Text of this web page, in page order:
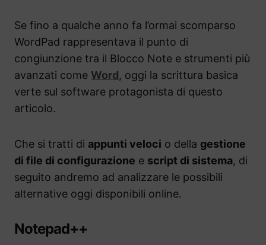
Se fino a qualche anno fa l’ormai scomparso
WordPad rappresentava il punto di
congiunzione tra il Blocco Note e strumenti più
avanzati come Word, oggi la scrittura basica
verte sul software protagonista di questo
articolo.
Che si tratti di appunti veloci o della gestione
di file di configurazione e script di sistema, di
seguito andremo ad analizzare le possibili
alternative oggi disponibili online.
Notepad++